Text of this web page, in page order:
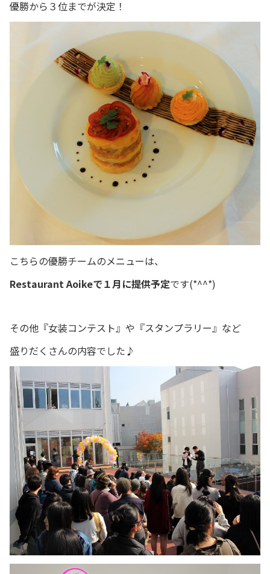
優勝から３位までが決定！
こちらの優勝チームのメニューは、
Restaurant Aoikeで１月に提供予定です(*^^*)
その他『女装コンテスト』や『スタンプラリー』など
盛りだくさんの内容でした♪